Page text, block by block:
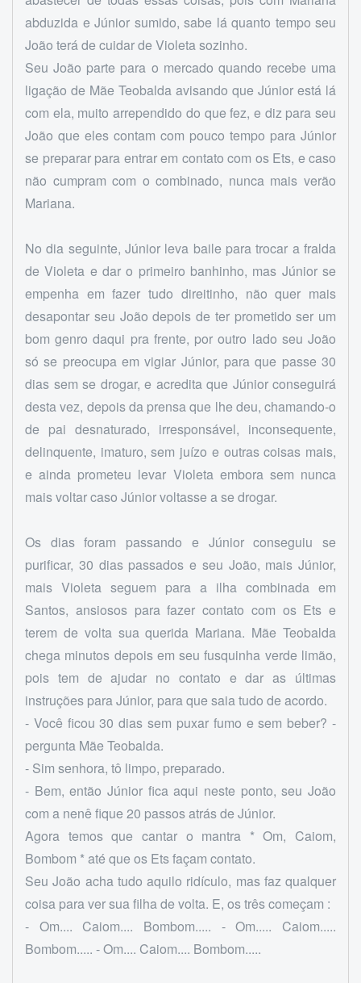
abduzida e Júnior sumido, sabe lá quanto tempo seu
João terá de cuidar de Violeta sozinho.
Seu João parte para o mercado quando recebe uma
ligação de Mãe Teobalda avisando que Júnior está lá
com ela, muito arrependido do que fez, e diz para seu
João que eles contam com pouco tempo para Júnior
se preparar para entrar em contato com os Ets, e caso
não cumpram com o combinado, nunca mais verão
Mariana.
No dia seguinte, Júnior leva baile para trocar a fralda
de Violeta e dar o primeiro banhinho, mas Júnior se
empenha em fazer tudo direitinho, não quer mais
desapontar seu João depois de ter prometido ser um
bom genro daqui pra frente, por outro lado seu João
só se preocupa em vigiar Júnior, para que passe 30
dias sem se drogar, e acredita que Júnior conseguirá
desta vez, depois da prensa que lhe deu, chamando-o
de pai desnaturado, irresponsável, inconsequente,
delinquente, imaturo, sem juízo e outras coisas mais,
e ainda prometeu levar Violeta embora sem nunca
mais voltar caso Júnior voltasse a se drogar.
Os dias foram passando e Júnior conseguiu se
purificar, 30 dias passados e seu João, mais Júnior,
mais Violeta seguem para a ilha combinada em
Santos, ansiosos para fazer contato com os Ets e
terem de volta sua querida Mariana. Mãe Teobalda
chega minutos depois em seu fusquinha verde limão,
pois tem de ajudar no contato e dar as últimas
instruções para Júnior, para que saia tudo de acordo.
- Você ficou 30 dias sem puxar fumo e sem beber? -
pergunta Mãe Teobalda.
- Sim senhora, tô limpo, preparado.
- Bem, então Júnior fica aqui neste ponto, seu João
com a nenê fique 20 passos atrás de Júnior.
Agora temos que cantar o mantra * Om, Caiom,
Bombom * até que os Ets façam contato.
Seu João acha tudo aquilo ridículo, mas faz qualquer
coisa para ver sua filha de volta. E, os três começam :
- Om.... Caiom.... Bombom..... - Om..... Caiom.....
Bombom..... - Om.... Caiom.... Bombom.....